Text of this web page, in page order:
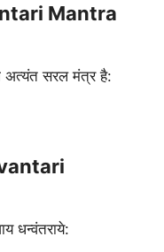
Mantra
अत्यंत सरल मंत्र है:
धन्वंतराये: